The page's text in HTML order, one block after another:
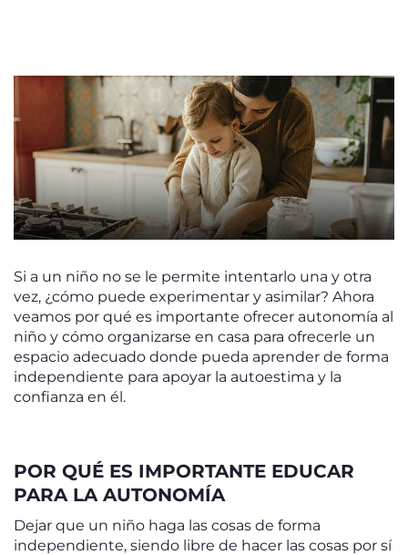
Si a un niño no se le permite intentarlo una y otra
vez, ¿cómo puede experimentar y asimilar? Ahora
veamos por qué es importante ofrecer autonomía al
niño y cómo organizarse en casa para ofrecerle un
espacio adecuado donde pueda aprender de forma
independiente para apoyar la autoestima y la
confianza en él.
POR QUÉ ES IMPORTANTE EDUCAR
PARA LA AUTONOMÍA
Dejar que un niño haga las cosas de forma
independiente, siendo libre de hacer las cosas por sí